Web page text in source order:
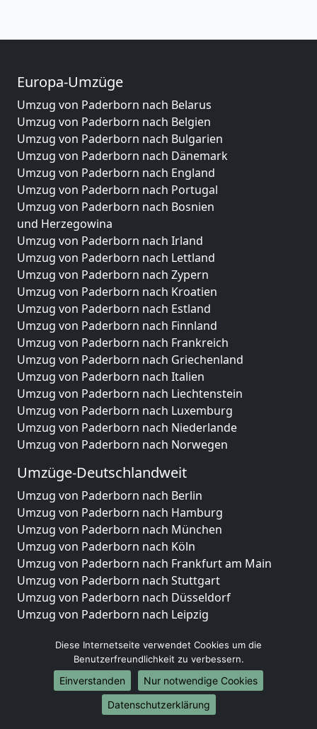
Europa-Umzüge
Umzug von Paderborn nach Belarus
Umzug von Paderborn nach Belgien
Umzug von Paderborn nach Bulgarien
Umzug von Paderborn nach Dänemark
Umzug von Paderborn nach England
Umzug von Paderborn nach Portugal
Umzug von Paderborn nach Bosnien
und Herzegowina
Umzug von Paderborn nach Irland
Umzug von Paderborn nach Lettland
Umzug von Paderborn nach Zypern
Umzug von Paderborn nach Kroatien
Umzug von Paderborn nach Estland
Umzug von Paderborn nach Finnland
Umzug von Paderborn nach Frankreich
Umzug von Paderborn nach Griechenland
Umzug von Paderborn nach Italien
Umzug von Paderborn nach Liechtenstein
Umzug von Paderborn nach Luxemburg
Umzug von Paderborn nach Niederlande
Umzug von Paderborn nach Norwegen
Umzüge-Deutschlandweit
Umzug von Paderborn nach Berlin
Umzug von Paderborn nach Hamburg
Umzug von Paderborn nach München
Umzug von Paderborn nach Köln
Umzug von Paderborn nach Frankfurt am Main
Umzug von Paderborn nach Stuttgart
Umzug von Paderborn nach Düsseldorf
Umzug von Paderborn nach Leipzig
Umzug von Paderborn nach Essen
Umzug von Paderborn nach Bremen
Umzug von Paderborn nach Dresden
Umzug von Paderborn nach Hannover
Umzug von Paderborn nach Nürnberg
Diese Internetseite verwendet Cookies um die
Benutzerfreundlichkeit zu verbessern.
Einverstanden
Nur notwendige Cookies
Datenschutzerklärung